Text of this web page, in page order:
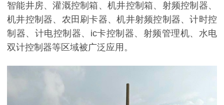
智能井房、灌溉控制箱、机井控制箱、射频控制器、
机井控制器、农田刷卡器、机井射频控制器、计时控
制器、计电控制器、ic卡控制器、射频管理机、水电
双计控制器等区域被广泛应用。